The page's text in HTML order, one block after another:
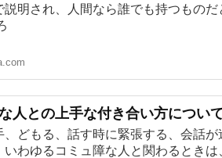
説明され、人間なら誰でも持つものだ
人との上手な付き合い方につい
、どもる、話す時に緊張する、会話
わゆるコミュ障な人と関わるときは